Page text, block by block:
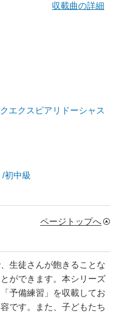
収載曲の詳細
エクスピアリドーシャス
初中級
ページトップへ
生徒さんが飽きることな
ができます。本シリーズ
予備練習」を収載してお
です。また、子どもたち